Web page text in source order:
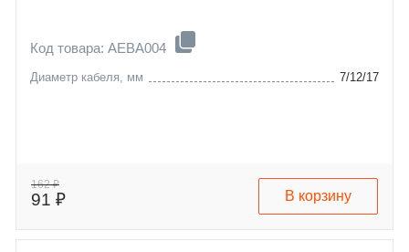
Код товара: AEBA004
Диаметр кабеля, мм 7/12/17
162 ₽
91 ₽ В корзину